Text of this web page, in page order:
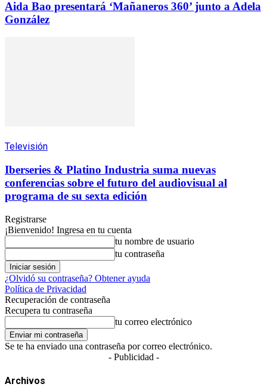
Aida Bao presentará ‘Mañaneros 360’ junto a Adela
González
Televisión
Iberseries & Platino Industria suma nuevas
conferencias sobre el futuro del audiovisual al
programa de su sexta edición
Registrarse
¡Bienvenido! Ingresa en tu cuenta
tu nombre de usuario
tu contraseña
¿Olvidó su contraseña? Obtener ayuda
Política de Privacidad
Recuperación de contraseña
Recupera tu contraseña
tu correo electrónico
Se te ha enviado una contraseña por correo electrónico.
- Publicidad -
Archivos